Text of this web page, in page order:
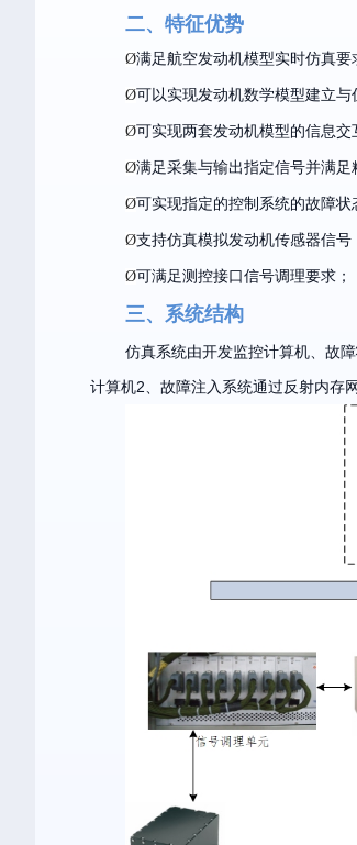
二、特征优势
Ø满足航空发动机模型实时仿真要
Ø可以实现发动机数学模型建立与
Ø可实现两套发动机模型的信息交
Ø满足采集与输出指定信号并满足
Ø可实现指定的控制系统的故障状
Ø支持仿真模拟发动机传感器信号
Ø可满足测控接口信号调理要求；
三、系统结构
仿真系统由开发监控计算机、故
计算机2、故障注入系统通过反射内存